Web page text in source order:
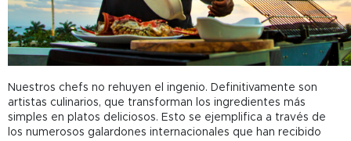
Nuestros chefs no rehuyen el ingenio. Definitivamente son
artistas culinarios, que transforman los ingredientes más
simples en platos deliciosos. Esto se ejemplifica a través de
los numerosos galardones internacionales que han recibido